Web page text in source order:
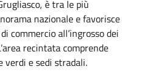
è tra le più
nazionale e favorisce
commercio all’ingrosso dei
recintata comprende
verdi e sedi stradali.